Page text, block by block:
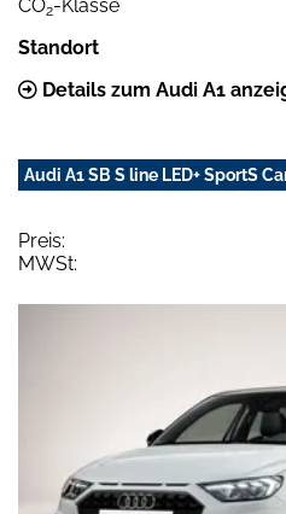
CO2-Klasse
Standort
Details zum Audi A1
Audi A1 SB S line LED+ SportS
Preis:
MWSt: